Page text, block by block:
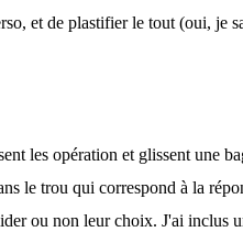
et de plastifier le tout (oui, je
les opération et glissent une
le trou qui correspond à la
ou non leur choix. J'ai inclus